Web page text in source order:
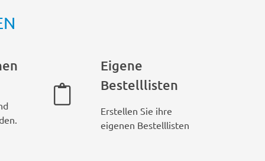
Eigene
Bestelllisten
Erstellen Sie ihre
eigenen Bestelllisten